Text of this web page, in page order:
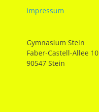
Impressum
Gymnasium Stein
Faber-Castell-Allee 10
90547 Stein